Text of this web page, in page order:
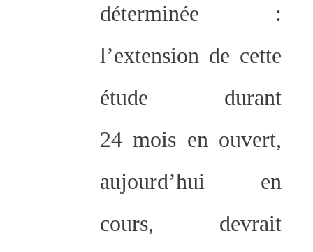
déterminée :
l’extension de cette
étude durant
24 mois en ouvert,
aujourd’hui en
cours, devrait